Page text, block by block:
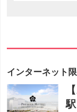
インターネット